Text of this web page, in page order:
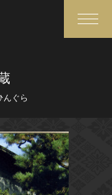
さらに詳細検索
んぐら